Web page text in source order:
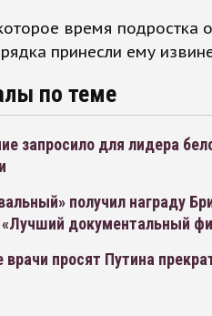
время подростка
принесли ему
по теме
запросило для лидера
получил награду
документальный
врачи просят Путина